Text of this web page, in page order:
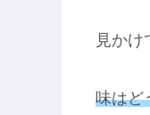
見かけ
味はど